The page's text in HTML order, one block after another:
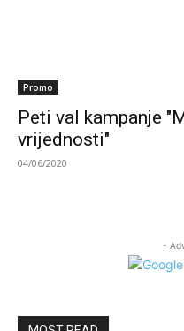
Promo
Peti val kampanje
vrijednosti"
04/06/2020
-